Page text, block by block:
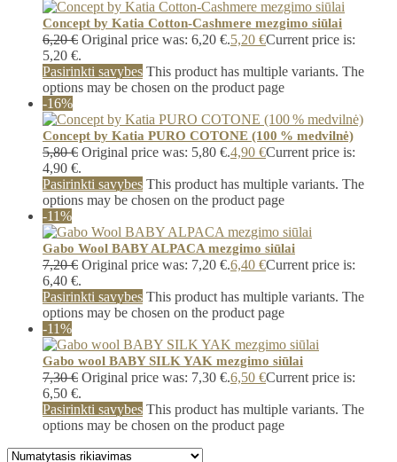
Concept by Katia Cotton-Cashmere mezgimo siūlai
6,20€ Original price was: 6,20 €.5,20 €Current price is:
5,20 €.
Pasirinkti savybes This product has multiple variants. The
options may be chosen on the product page
-16%
Concept by Katia PURO COTONE (100 % medvilnė)
5,80€ Original price was: 5,80 €.4,90 €Current price is:
4,90 €.
Pasirinkti savybes This product has multiple variants. The
options may be chosen on the product page
-11%
Gabo Wool BABY ALPACA mezgimo siūlai
7,20€ Original price was: 7,20 €.6,40 €Current price is:
6,40 €.
Pasirinkti savybes This product has multiple variants. The
options may be chosen on the product page
-11%
Gabo wool BABY SILK YAK mezgimo siūlai
7,30€ Original price was: 7,30 €.6,50 €Current price is:
6,50 €.
Pasirinkti savybes This product has multiple variants. The
options may be chosen on the product page